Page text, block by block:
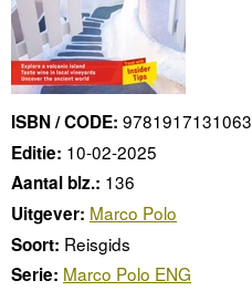
ISBN / CODE: 9781917131063
Editie: 10-02-2025
Aantal blz.: 136
Uitgever: Marco Polo
Soort: Reisgids
Serie: Marco Polo ENG